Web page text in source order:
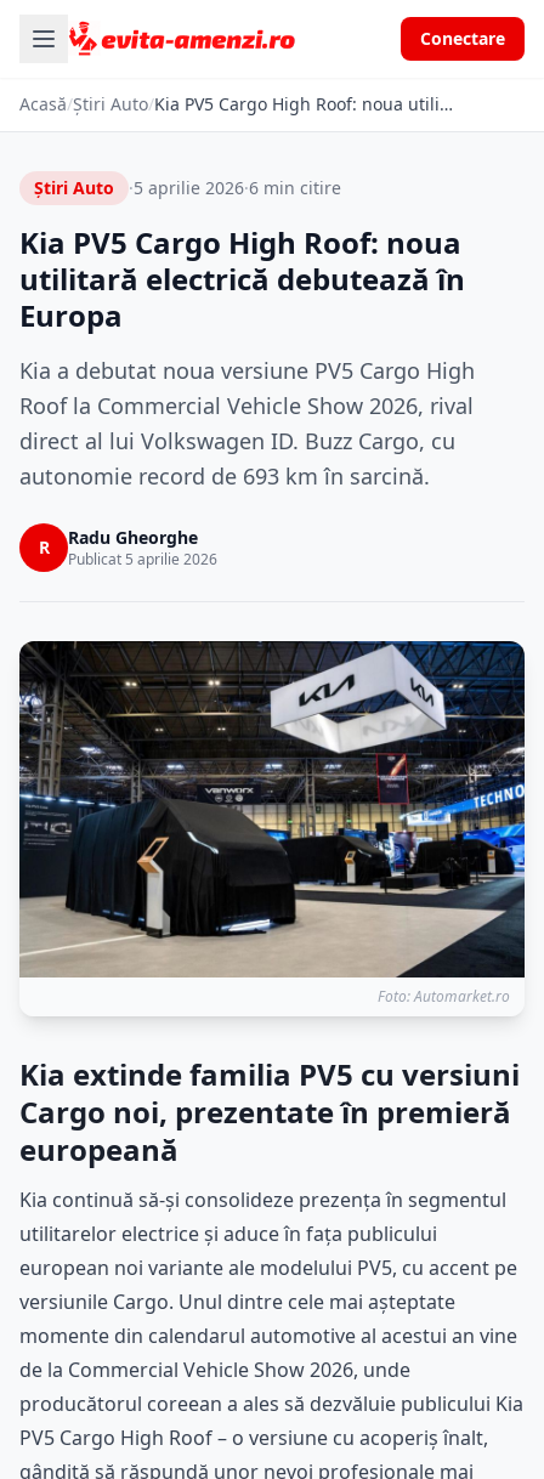
Conectare
Acasă/Știri Auto/ Kia PV5 Cargo High Roof: noua utilitară electrică debutează în Europa
Știri Auto ·5 aprilie 2026·6 min citire
Kia PV5 Cargo High Roof: noua
utilitară electrică debutează în
Europa
Kia a debutat noua versiune PV5 Cargo High
Roof la Commercial Vehicle Show 2026, rival
direct al lui Volkswagen ID. Buzz Cargo, cu
autonomie record de 693 km în sarcină.
R Radu Gheorghe
Publicat 5 aprilie 2026
Foto: Automarket.ro
Kia extinde familia PV5 cu versiuni
Cargo noi, prezentate în premieră
europeană
Kia continuă să-și consolideze prezența în segmentul
utilitarelor electrice și aduce în fața publicului
european noi variante ale modelului PV5, cu accent pe
versiunile Cargo. Unul dintre cele mai așteptate
momente din calendarul automotive al acestui an vine
de la Commercial Vehicle Show 2026, unde
producătorul coreean a ales să dezvăluie publicului Kia
PV5 Cargo High Roof – o versiune cu acoperiș înalt,
gândită să răspundă unor nevoi profesionale mai